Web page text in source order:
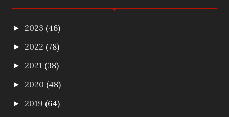
► 2023 (46)
► 2022 (78)
► 2021 (38)
► 2020 (48)
► 2019 (64)